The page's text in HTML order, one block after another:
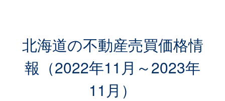
北海道の不動産売買価格情
報（2022年11月～2023年
11月）